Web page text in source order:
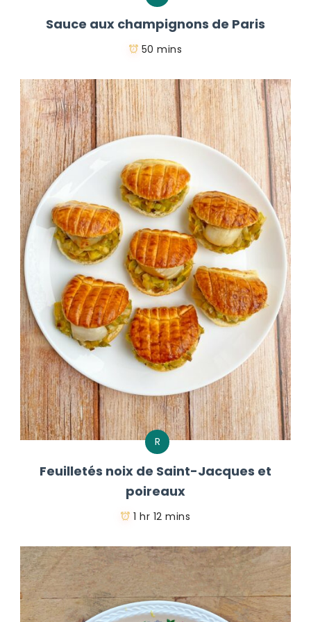
Sauce aux champignons de Paris
50 mins
R
Feuilletés noix de Saint-Jacques et
poireaux
1 hr 12 mins